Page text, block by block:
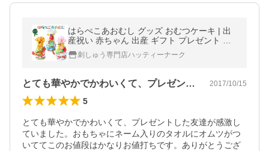
はらぺこあおむし グッズ おむつケーキ | 出
産祝い 赤ちゃん 出産 ギフト プレゼント お
祝い 男の子 女の子 オムツケーキ
刺しゅう専門店ハッティーナーク
とても華やかでかわいくて、プレゼントし… 2017/10/15
5
とても華やかでかわいくて、プレゼントした友達が感激し
ていました。おもちゃにネーム入りのタオルにオムツがつ
いててこのお値段はかなりお値打ちです。ありがとうござ